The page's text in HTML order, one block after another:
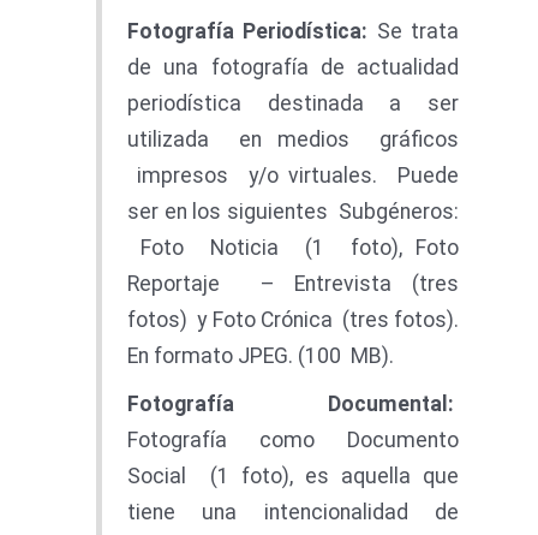
Fotografía Periodística: Se trata
de una fotografía de actualidad
periodística destinada a ser
utilizada en medios gráficos
impresos y/o virtuales. Puede
ser en los siguientes Subgéneros:
Foto Noticia (1 foto), Foto
Reportaje – Entrevista (tres
fotos) y Foto Crónica (tres fotos).
En formato JPEG. (100 MB).
Fotografía Documental:
Fotografía como Documento
Social (1 foto), es aquella que
tiene una intencionalidad de